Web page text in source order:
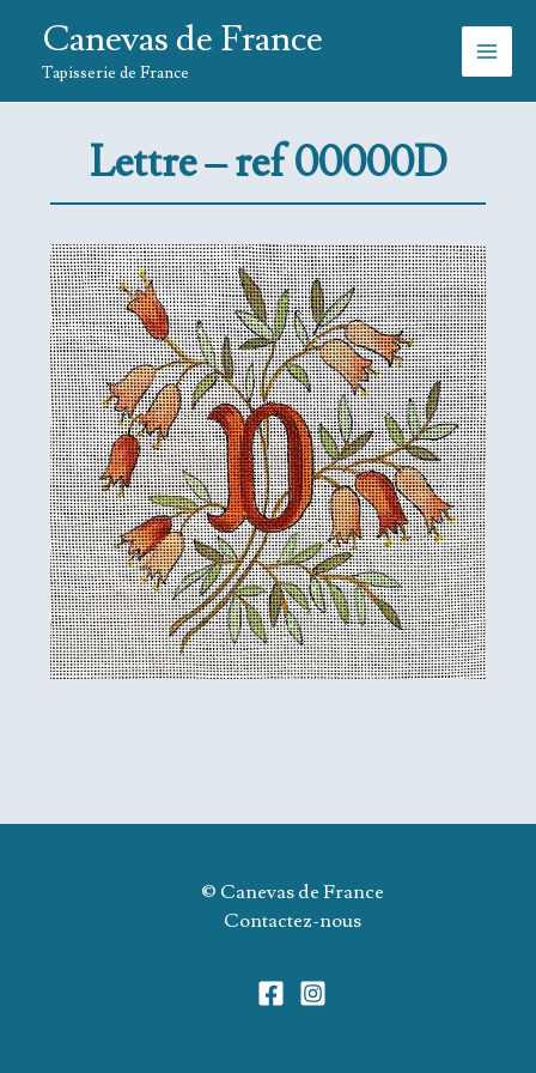
contenu
Canevas de France
Tapisserie de France
Lettre – ref 00000D
© Canevas de France
Contactez-nous